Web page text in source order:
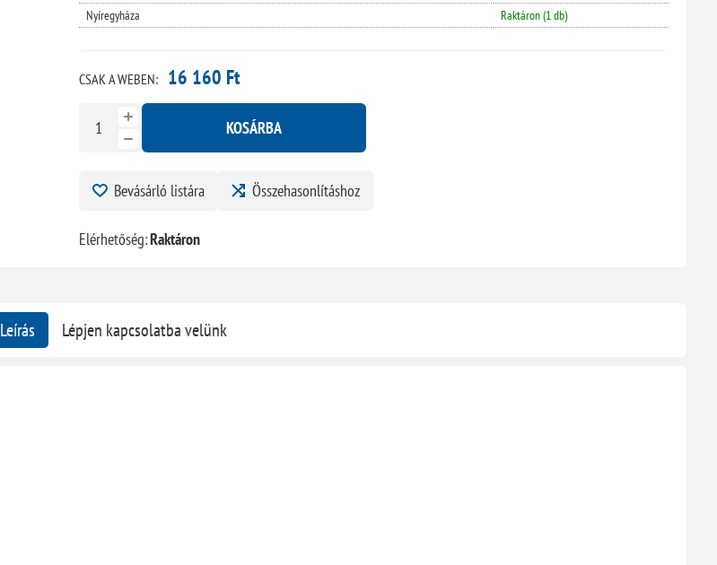
Nyíregyháza
Raktáron (1 db)
CSAK A WEBEN: 16 160 Ft
KOSÁRBA
Bevásárló listára Összehasonlításhoz
Elérhetőség:Raktáron
Leírás Lépjen kapcsolatba velünk